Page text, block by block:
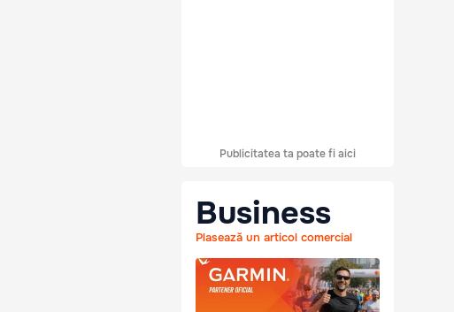
Publicitatea ta poate fi aici
Business
Plasează un articol comercial